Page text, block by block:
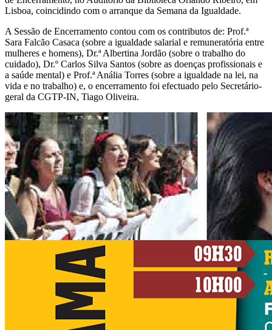
Lisboa, coincidindo com o arranque da Semana da Igualdade.
A Sessão de Encerramento contou com os contributos de: Prof.ª
Sara Falcão Casaca (sobre a igualdade salarial e remuneratória entre
mulheres e homens), Dr.ª Albertina Jordão (sobre o trabalho do
cuidado), Dr.º Carlos Silva Santos (sobre as doenças profissionais e
a saúde mental) e Prof.ª Anália Torres (sobre a igualdade na lei, na
vida e no trabalho) e, o encerramento foi efectuado pelo Secretário-
geral da CGTP-IN, Tiago Oliveira.